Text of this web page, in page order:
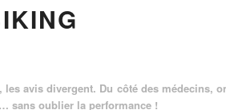
avis divergent. Du côté des médecins,
sans oublier la performance !